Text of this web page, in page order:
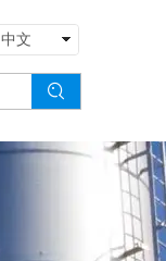
中文
English